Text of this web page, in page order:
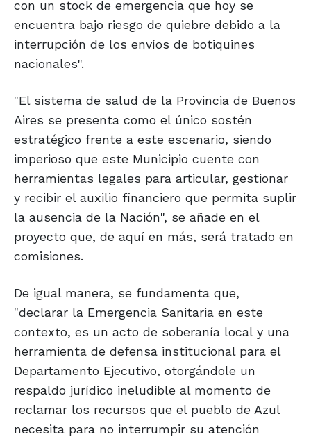
con un stock de emergencia que hoy se
encuentra bajo riesgo de quiebre debido a la
interrupción de los envíos de botiquines
nacionales".
"El sistema de salud de la Provincia de Buenos
Aires se presenta como el único sostén
estratégico frente a este escenario, siendo
imperioso que este Municipio cuente con
herramientas legales para articular, gestionar
y recibir el auxilio financiero que permita suplir
la ausencia de la Nación", se añade en el
proyecto que, de aquí en más, será tratado en
comisiones.
De igual manera, se fundamenta que,
"declarar la Emergencia Sanitaria en este
contexto, es un acto de soberanía local y una
herramienta de defensa institucional para el
Departamento Ejecutivo, otorgándole un
respaldo jurídico ineludible al momento de
reclamar los recursos que el pueblo de Azul
necesita para no interrumpir su atención